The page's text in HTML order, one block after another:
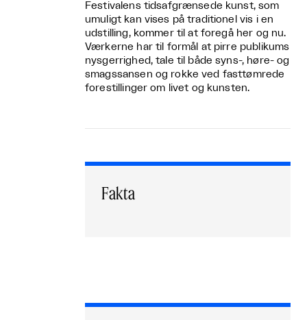
Festivalens tidsafgrænsede kunst, som
umuligt kan vises på traditionel vis i en
udstilling, kommer til at foregå her og nu.
Værkerne har til formål at pirre publikums
nysgerrighed, tale til både syns-, høre- og
smagssansen og rokke ved fasttømrede
forestillinger om livet og kunsten.
Fakta